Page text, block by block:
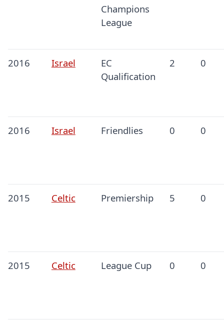
Champions
League
2016 Israel
EC
Qualification
2 0
2016 Israel Friendlies 0 0
2015 Celtic Premiership 5 0
2015 Celtic League Cup 0 0